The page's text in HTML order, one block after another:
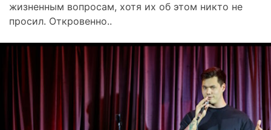
жизненным вопросам, хотя их об этом никто не
просил. Откровенно..